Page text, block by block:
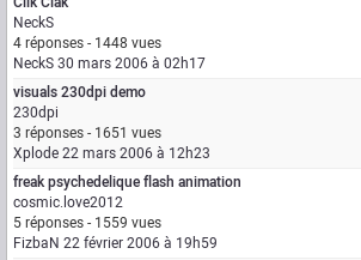
NeckS
4 réponses - 1448 vues
NeckS30 mars 2006 à 02h17
visuals 230dpi demo
230dpi
3 réponses - 1651 vues
Xplode22 mars 2006 à 12h23
freak psychedelique flash animation
cosmic.love2012
5 réponses - 1559 vues
FizbaN 22 février 2006 à 19h59